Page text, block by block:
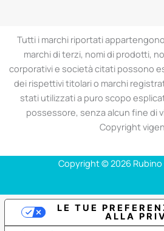
a
m
k
-
f
Tutti i marchi riportati
marchi di terzi, nomi di prodotti,
corporativi e società citati possono
dei rispettivi titolari o marchi
stati utilizzati a puro scopo
possessore, senza alcun fine di
Copyright
Copyright © 2026 Rubino
LE TUE
ALLA